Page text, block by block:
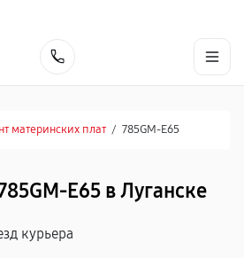
материнских плат / 785GM-E65
E65 в Луганске
курьера